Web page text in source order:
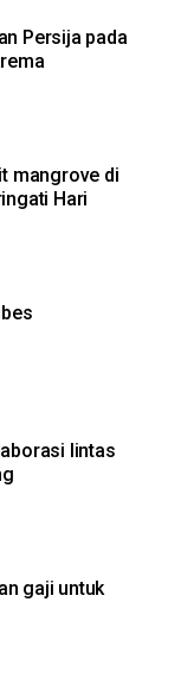
Persija pada
mangrove di
Hari
lintas
gaji untuk